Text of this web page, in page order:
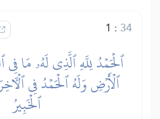
1 : 34
ٱلۡحَمۡدُ لِلَّهِ ٱلَّذِي لَهُۥ مَا
ٱلۡأَرۡضِ وَلَهُ ٱلۡحَمۡدُ فِي
ٱلۡخَبِيرُ